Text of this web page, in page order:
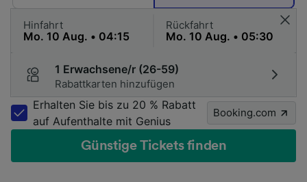
Hinfahrt Rückfahrt
1 Erwachsene/r (26-59)
Rabattkarten hinzufügen
Erhalten Sie bis zu 20 % Rabatt
auf Aufenthalte mit Genius
Booking.com
Günstige Tickets finden